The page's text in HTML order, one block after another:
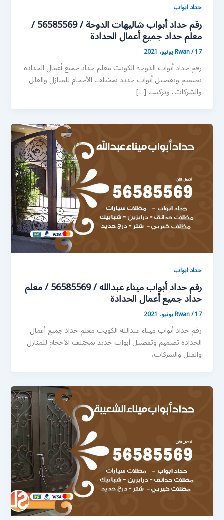
حداد ابواب
رقم حداد أبواب شاليهات الدوحة / 56585569 /
معلم حداد جميع أعمال الحدادة
Rwan/17 يونيو، 2021
رقم حداد أبواب الدوحة الكويت معلم حداد جميع أعمال الحدادة
تصميم وتفصيل أبواب حديد بمختلف الأحجام للمنازل والفلل
والشركات، وتركيب […]
حداد ابواب
رقم حداد أبواب ميناء عبدالله / 56585569 / معلم
حداد جميع أعمال الحدادة
Rwan/17 يونيو، 2021
رقم حداد أبواب ميناء عبدالله الكويت معلم حداد جميع أعمال
الحدادة تصميم وتفصيل أبواب حديد بمختلف الأحجام للمنازل
والفلل والشركات،